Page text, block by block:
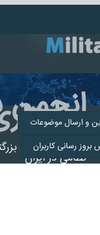
انجمن
انجمن میلیتاری
نظامی در ایران
و ارسال موضوعات
رسانی کاربران